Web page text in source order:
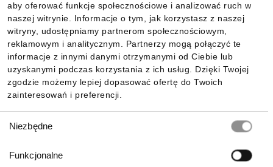
aby oferować funkcje społecznościowe i analizować ruch w
naszej witrynie. Informacje o tym, jak korzystasz z naszej
witryny, udostępniamy partnerom społecznościowym,
reklamowym i analitycznym. Partnerzy mogą połączyć te
informacje z innymi danymi otrzymanymi od Ciebie lub
uzyskanymi podczas korzystania z ich usług. Dzięki Twojej
zgodzie możemy lepiej dopasować ofertę do Twoich
zainteresowań i preferencji.
zgody
Niezbędne
Funkcjonalne
Informacje
Pobierz naszą aplikację mobilną: